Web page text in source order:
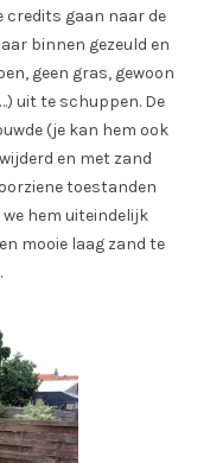
credits gaan naar de
binnen gezeuld en
geen gras, gewoon
uit te schuppen. De
(je kan hem ook
en met zand
toestanden
hem uiteindelijk
mooie laag zand te